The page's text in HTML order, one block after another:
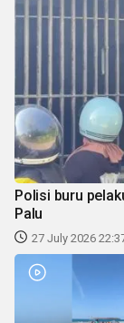
Polisi buru
Palu
27 July 2026